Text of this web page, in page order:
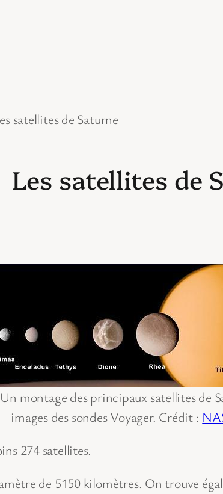
satellites de Saturne
Les satellites de
Un montage des principaux satellites de
images des sondes Voyager. Crédit :
274 satellites.
de 5150 kilomètres. On trouve